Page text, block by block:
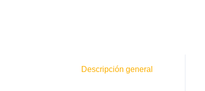
Descripción general